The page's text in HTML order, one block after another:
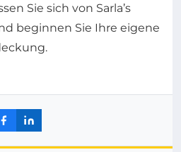
Sie sich von Sarla’s
beginnen Sie Ihre eigene